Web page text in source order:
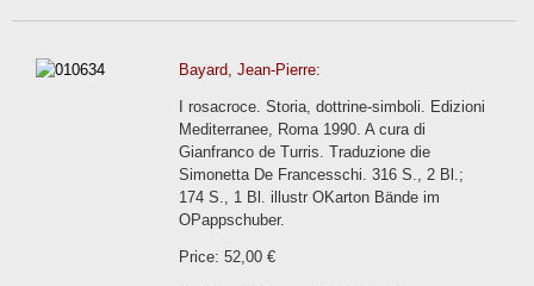
Bayard, Jean-Pierre:
I rosacroce. Storia, dottrine-simboli. Edizioni
Mediterranee, Roma 1990. A cura di
Gianfranco de Turris. Traduzione die
Simonetta De Francesschi. 316 S., 2 Bl.;
174 S., 1 Bl. illustr OKarton Bände im
OPappschuber.
Price: 52,00 €